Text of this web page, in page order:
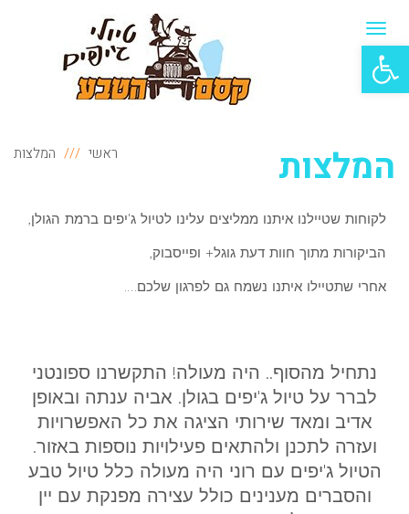
פתח סרגל נגישות
תפריט
ראשי המלצות המלצות
לקוחות שטיילנו איתנו ממליצים עלינו לטיול ג'יפים ברמת הגולן,
הביקורות מתוך חוות דעת גוגל+ ופייסבוק,
אחרי שתטיילו איתנו נשמח גם לפרגון שלכם….
נתחיל מהסוף.. היה מעולה! התקשרנו ספונטני
לברר על טיול ג'יפים בגולן. אביה ענתה ובאופן
אדיב ומאד שירותי הציגה את כל האפשרויות
ועזרה לתכנן ולהתאים פעילויות נוספות באזור.
הטיול ג'יפים עם רוני היה מעולה כלל טיול טבע
והסברים מענינים כולל עצירה מפנקת עם יין